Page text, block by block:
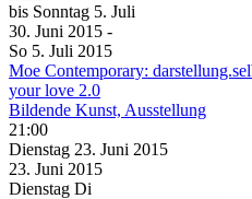
bis Sonntag 5. Juli
30. Juni 2015 -
So 5. Juli 2015
Moe Contemporary:
your love 2.0
Bildende Kunst, Ausstellung
21:00
Dienstag 23. Juni 2015
23. Juni 2015
Dienstag Di